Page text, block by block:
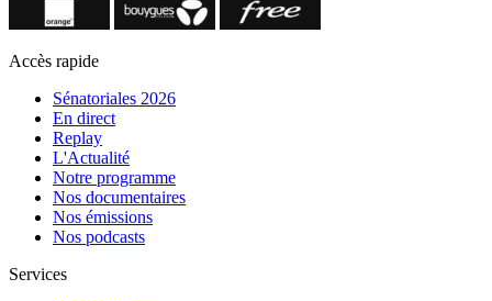
Accès rapide
Sénatoriales 2026
En direct
Replay
L'Actualité
Notre programme
Nos documentaires
Nos émissions
Nos podcasts
Services